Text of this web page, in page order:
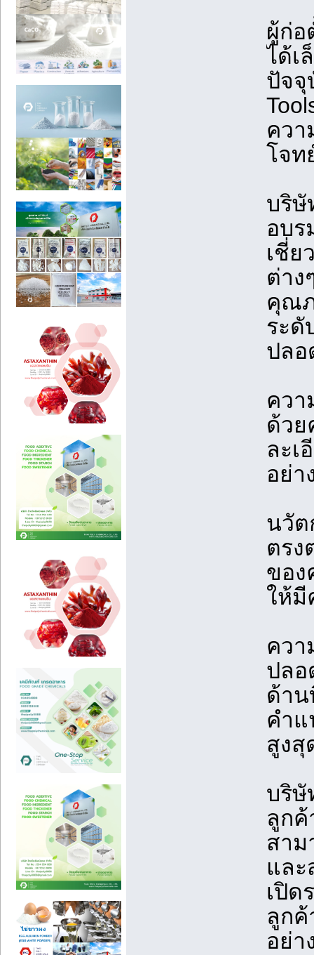
ผู้ก่
ได้เ
ปัจจุ
คว
โจท
บริษั
อบร
เชี่ย
ต่าง
คุณ
ระดั
ปลอ
ควา
ด้วย
ละเ
อย่า
นวัต
ตรง
ของ
ให้มี
ควา
ปลอ
ด้า
คำแ
สูงสุ
บริษั
ลูกค้
สาม
และ
เปิด
ลูกค้
อย่า